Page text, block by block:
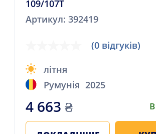
109/107T
Артикул: 392419
(0 відгуків)
літня
Румунія 2025
4 663 ₴